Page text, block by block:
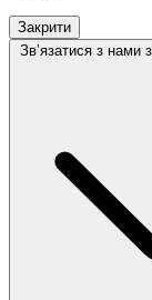
Закрити
Звʼязатися з нами